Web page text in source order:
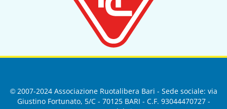
© 2007-2024 Associazione Ruotalibera Bari - Sede sociale: via
Giustino Fortunato, 5/C - 70125 BARI - C.F. 93044470727 -